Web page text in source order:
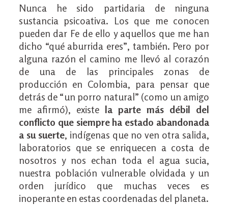
Nunca he sido partidaria de ninguna
sustancia psicoativa. Los que me conocen
pueden dar Fe de ello y aquellos que me han
dicho “qué aburrida eres”, también. Pero por
alguna razón el camino me llevó al corazón
de una de las principales zonas de
producción en Colombia, para pensar que
detrás de “un porro natural” (como un amigo
me afirmó), existe la parte más débil del
conflicto que siempre ha estado abandonada
a su suerte, indígenas que no ven otra salida,
laboratorios que se enriquecen a costa de
nosotros y nos echan toda el agua sucia,
nuestra población vulnerable olvidada y un
orden jurídico que muchas veces es
inoperante en estas coordenadas del planeta.